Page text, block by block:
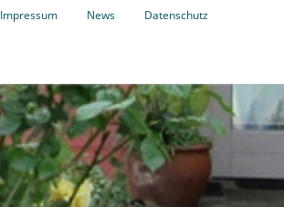
Impressum News Datenschutz